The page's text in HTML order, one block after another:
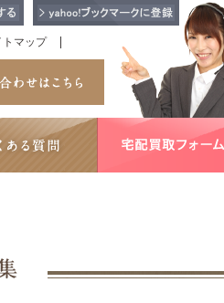
トマップ